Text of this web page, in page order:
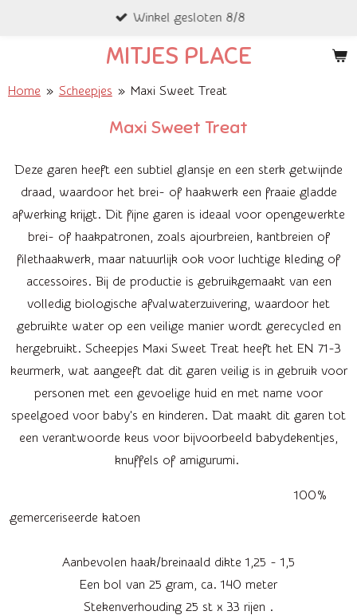
de
MITJES PLACE
Winkel gesloten 8/8
Home » Scheepjes » Maxi Sweet Treat
Maxi Sweet Treat
Deze garen heeft een subtiel glansje en een sterk getwijnde
draad, waardoor het brei- of haakwerk een fraaie gladde
afwerking krijgt. Dit fijne garen is ideaal voor opengewerkte
brei- of haakpatronen, zoals ajourbreien, kantbreien of
filethaakwerk, maar natuurlijk ook voor luchtige kleding of
accessoires. Bij de productie is gebruikgemaakt van een
volledig biologische afvalwaterzuivering, waardoor het
gebruikte water op een veilige manier wordt gerecycled en
hergebruikt. Scheepjes Maxi Sweet Treat heeft het EN 71-3
keurmerk, wat aangeeft dat dit garen veilig is in gebruik voor
personen met een gevoelige huid en met name voor
speelgoed voor baby's en kinderen. Dat maakt dit garen tot
een verantwoorde keus voor bijvoorbeeld babydekentjes,
knuffels of amigurumi.
100%
gemerceriseerde katoen
Aanbevolen haak/breinaald dikte 1,25 - 1,5
Een bol van 25 gram, ca. 140 meter
Stekenverhouding 25 st x 33 rijen .